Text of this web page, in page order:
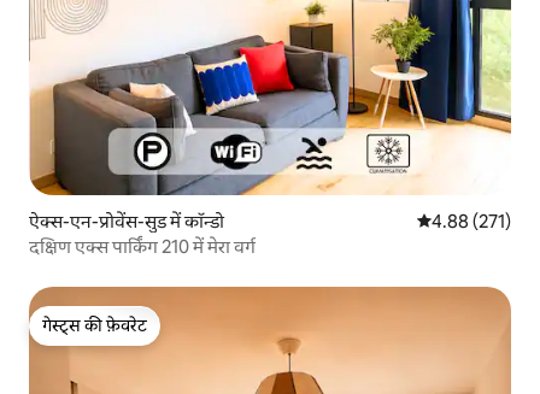
ऐक्स-एन-प्रोवेंस-सुड में कॉन्डो औसत रेटिंग 5 में से
4.88 (271)
दक्षिण एक्स पार्किंग 210 में मेरा वर्ग
गेस्ट्स की फ़ेवरेट
गेस्ट्स की फ़ेवरेट